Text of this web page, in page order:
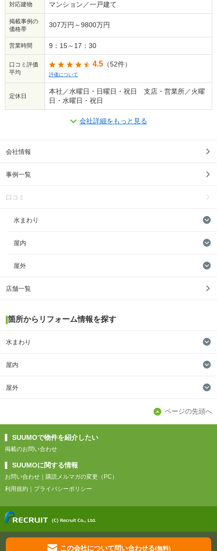
対応建物 マンション／一戸建て
掲載事例の
価格帯
307万円～9800万円
営業時間 9：15～17：30
口コミ評価
平均
4.5 （52件）
評価について
定休日
本社／水曜日・日曜日・祝日 支店・営業所／火曜
日・水曜日・祝日
会社詳細をもっと見る
会社情報
事例一覧
口コミ
水まわり
屋内
屋外
店舗一覧
箇所からリフォーム情報を探す
水まわり
屋内
屋外
ページの先頭へ
SUUMOで物件を紹介したい
掲載のお問い合わせ
SUUMOに関する情報
お問い合わせ
購読メルマガの変更（PC）
利用規約
プライバシーポリシー
この会社について問い合わせる(無料)